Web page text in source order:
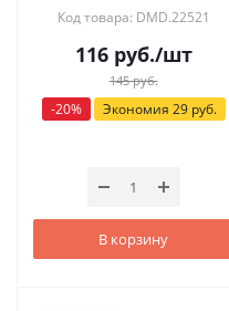
Код товара: DMD.22521
116руб./шт
145руб.
-20% Экономия 29руб.
В корзину